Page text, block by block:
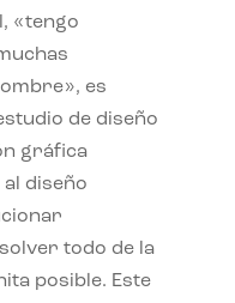
«tengo
es
de diseño
gráfica
diseño
todo de la
posible. Este